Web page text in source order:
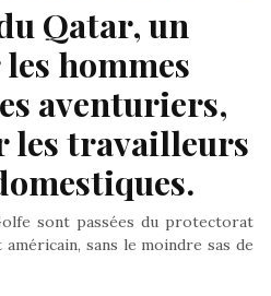
Qatar, un
hommes
aventuriers,
les travailleurs
sont passées du protectorat
sans le moindre sas de